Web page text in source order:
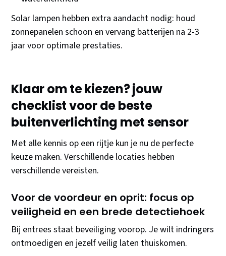
Solar lampen hebben extra aandacht nodig: houd
zonnepanelen schoon en vervang batterijen na 2-3
jaar voor optimale prestaties.
Klaar om te kiezen? jouw
checklist voor de beste
buitenverlichting met sensor
Met alle kennis op een rijtje kun je nu de perfecte
keuze maken. Verschillende locaties hebben
verschillende vereisten.
Voor de voordeur en oprit: focus op
veiligheid en een brede detectiehoek
Bij entrees staat beveiliging voorop. Je wilt indringers
ontmoedigen en jezelf veilig laten thuiskomen.